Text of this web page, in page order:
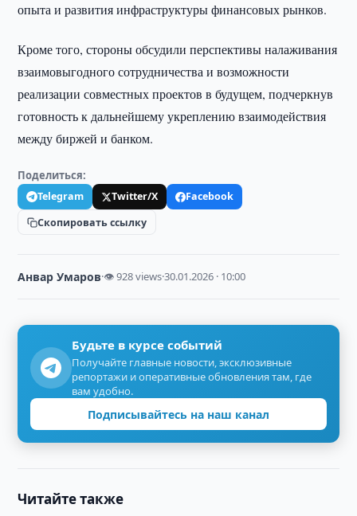
опыта и развития инфраструктуры финансовых рынков.
Кроме того, стороны обсудили перспективы налаживания
взаимовыгодного сотрудничества и возможности
реализации совместных проектов в будущем, подчеркнув
готовность к дальнейшему укреплению взаимодействия
между биржей и банком.
Поделиться:
Telegram Twitter/X
Facebook
Скопировать ссылку
Анвар Умаров·👁 928 views·30.01.2026 · 10:00
Будьте в курсе событий
Получайте главные новости, эксклюзивные
репортажи и оперативные обновления там, где
вам удобно.
Подписывайтесь на наш канал
Читайте также